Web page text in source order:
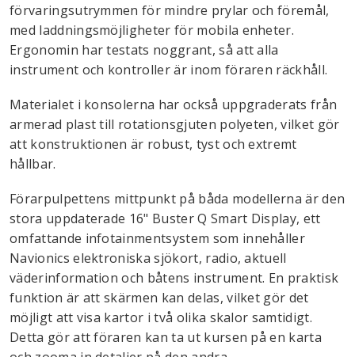
förvaringsutrymmen för mindre prylar och föremål,
med laddningsmöjligheter för mobila enheter.
Ergonomin har testats noggrant, så att alla
instrument och kontroller är inom föraren räckhåll.
Materialet i konsolerna har också uppgraderats från
armerad plast till rotationsgjuten polyeten, vilket gör
att konstruktionen är robust, tyst och extremt
hållbar.
Förarpulpettens mittpunkt på båda modellerna är den
stora uppdaterade 16" Buster Q Smart Display, ett
omfattande infotainmentsystem som innehåller
Navionics elektroniska sjökort, radio, aktuell
väderinformation och båtens instrument. En praktisk
funktion är att skärmen kan delas, vilket gör det
möjligt att visa kartor i två olika skalor samtidigt.
Detta gör att föraren kan ta ut kursen på en karta